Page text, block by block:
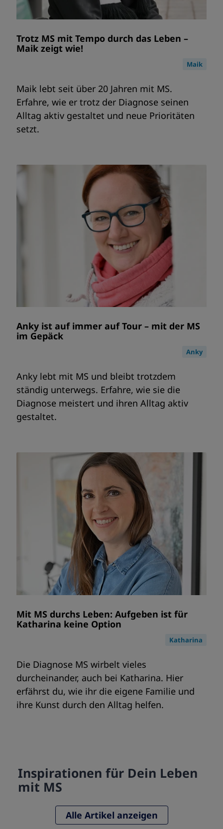
Trotz MS mit Tempo durch das Leben –
Maik zeigt wie!
Maik
Maik lebt seit über 20 Jahren mit MS.
Erfahre, wie er trotz der Diagnose seinen
Alltag aktiv gestaltet und neue Prioritäten
setzt.
Anky ist auf immer auf Tour – mit der MS
im Gepäck
Anky
Anky lebt mit MS und bleibt trotzdem
ständig unterwegs. Erfahre, wie sie die
Diagnose meistert und ihren Alltag aktiv
gestaltet.
Mit MS durchs Leben: Aufgeben ist für
Katharina keine Option
Katharina
Die Diagnose MS wirbelt vieles
durcheinander, auch bei Katharina. Hier
erfährst du, wie ihr die eigene Familie und
ihre Kunst durch den Alltag helfen.
Inspirationen für Dein Leben
mit MS
Alle Artikel anzeigen